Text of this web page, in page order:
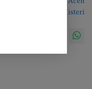
Tengah Jadi Misteri